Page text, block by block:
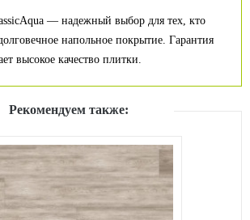
— надежный выбор для тех, кто
напольное покрытие. Гарантия
высокое качество плитки.
Рекомендуем также: